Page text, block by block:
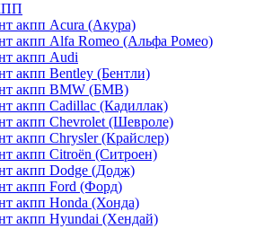
акпп Acura (Акура)
акпп Alfa Romeo (Альфа Ромео)
акпп Audi
акпп Bentley (Бентли)
акпп BMW (БМВ)
акпп Cadillac (Кадиллак)
акпп Chevrolet (Шевроле)
акпп Chrysler (Крайслер)
акпп Citroën (Ситроен)
акпп Dodge (Додж)
акпп Ford (Форд)
акпп Honda (Хонда)
акпп Hyundai (Хендай)